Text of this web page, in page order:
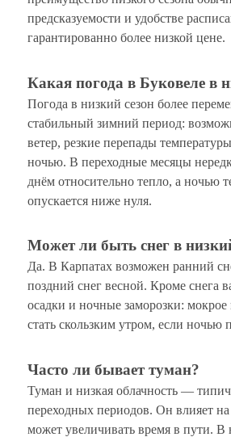
предсказуемости и удобстве
гарантированно более низкой цене.
Какая погода в Буковеле в
Погода в низкий сезон более
стабильный зимний период:
ветер, резкие перепады
ночью. В переходные месяцы
днём относительно тепло, а ночью
опускается ниже нуля.
Может ли быть снег в
Да. В Карпатах возможен ранний
поздний снег весной. Кроме снега
осадки и ночные заморозки:
стать скользким утром, если ночью
Часто ли бывает туман?
Туман и низкая облачность —
переходных периодов. Он влияет
может увеличивать время в пути. В